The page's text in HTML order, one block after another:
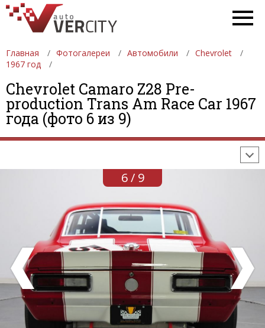
Главная Фотогалереи Автомобили
Chevrolet
1967 год
Chevrolet Camaro Z28 Pre-
production Trans Am Race Car 1967
года (фото 6 из 9)
ФОТОГАЛЕРЕИ АВТОМОБИЛИ
ДЕВУШКИ
АВТОСАЛОНЫ
ФОРМУЛА-1
6 / 9